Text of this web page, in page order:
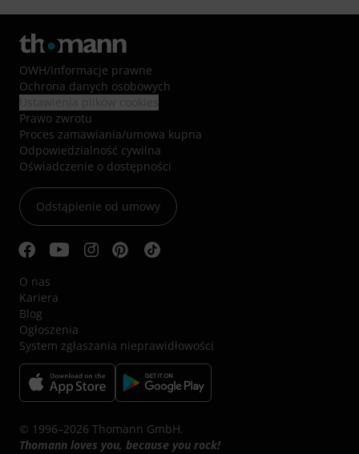
OWH/Informacje prawne
Ochrona danych osobowych
Prawo zwrotu
Proces zamawiania/umowa kupna
Odpowiedzialność cywilna
Oświadczenie o dostępności
Odstąpienie od umowy
O nas
Kariera
Blog
Ogłoszenia
System zgłaszania nieprawidłowości
© 1996–2026 Thomann GmbH.
Thomann loves you, because you rock!